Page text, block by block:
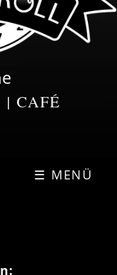
CAFÉ
☰ MENÜ